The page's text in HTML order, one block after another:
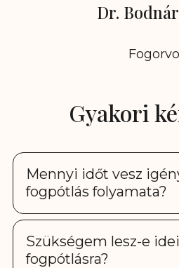
Dr.
Gyakori
Mennyi időt vesz
fogpótlás folyamata?
Szükségem lesz-e
fogpótlásra?